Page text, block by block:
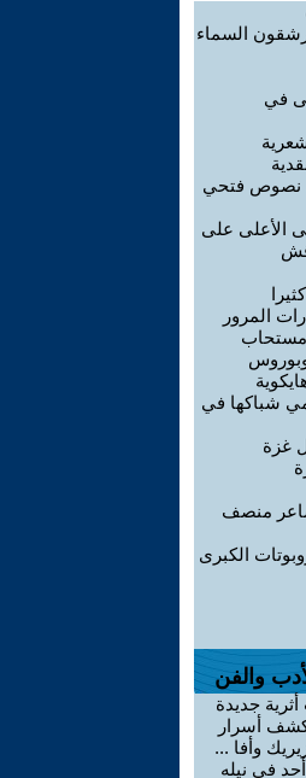
السماء
في
نصوص فتحي
الأعلى على
المرور
مستحاب
شباكها في
غزة
منصف
الكبرى
والفن
جديدة
أسرار
وأفا ...
في نيله